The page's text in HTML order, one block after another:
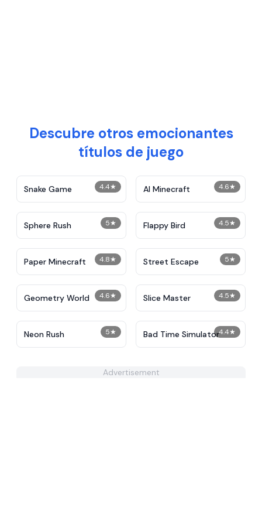
Descubre otros emocionantes
títulos de juego
4.4★
Snake Game 4.6★
AI Minecraft
5★
Sphere Rush 4.5★
Flappy Bird
4.8★
Paper Minecraft 5★
Street Escape
4.6★
Geometry World 4.5★
Slice Master
5★
Neon Rush 4.4★
Bad Time Simulator
Advertisement